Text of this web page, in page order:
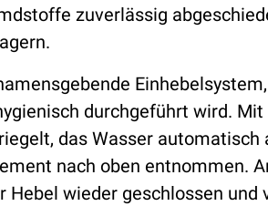
zuverlässig
durchgeführt wird.
das Wasser automatisch
nach oben entnommen.
Hebel wieder geschlossen und